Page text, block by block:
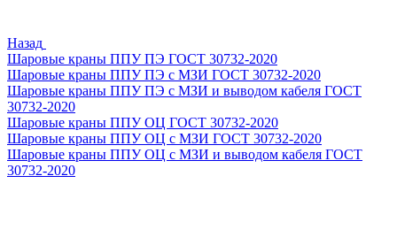
Назад
Шаровые краны ППУ ПЭ ГОСТ 30732-2020
Шаровые краны ППУ ПЭ с МЗИ ГОСТ 30732-2020
Шаровые краны ППУ ПЭ с МЗИ и выводом кабеля ГОСТ
30732-2020
Шаровые краны ППУ ОЦ ГОСТ 30732-2020
Шаровые краны ППУ ОЦ с МЗИ ГОСТ 30732-2020
Шаровые краны ППУ ОЦ с МЗИ и выводом кабеля ГОСТ
30732-2020